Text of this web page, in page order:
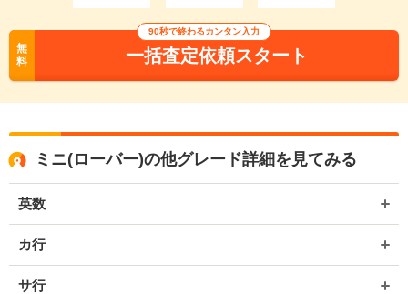
無
料
90秒で終わるカンタン入力
一括査定依頼スタート
ミニ(ローバー)の他グレード詳細を見てみる
英数
カ行
サ行